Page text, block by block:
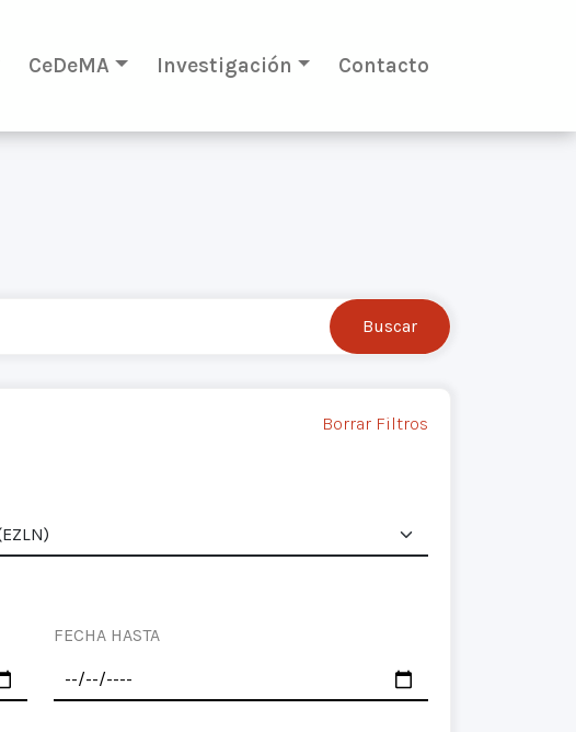
CeDeMA Investigación Contacto
Borrar Filtros
FECHA HASTA